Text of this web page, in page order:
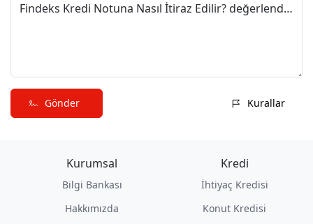
Findeks Kredi Notuna Nasıl İtiraz Edilir? değerlendirmeni paylaş
Gönder Kurallar
Kurumsal
Bilgi Bankası
Hakkımızda
Kredi
İhtiyaç Kredisi
Konut Kredisi